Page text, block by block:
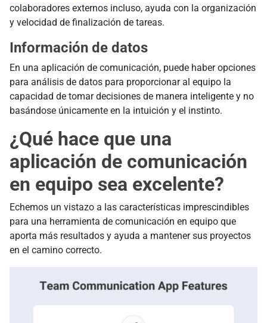
colaboradores externos incluso, ayuda con la organización
y velocidad de finalización de tareas.
Información de datos
En una aplicación de comunicación, puede haber opciones
para análisis de datos para proporcionar al equipo la
capacidad de tomar decisiones de manera inteligente y no
basándose únicamente en la intuición y el instinto.
¿Qué hace que una
aplicación de comunicación
en equipo sea excelente?
Echemos un vistazo a las características imprescindibles
para una herramienta de comunicación en equipo que
aporta más resultados y ayuda a mantener sus proyectos
en el camino correcto.